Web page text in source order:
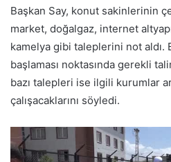
Başkan Say, konut sakinlerinin
market, doğalgaz, internet
kamelya gibi taleplerini not aldı.
başlaması noktasında gerekli
bazı talepleri ise ilgili kurumlar
çalışacaklarını söyledi.